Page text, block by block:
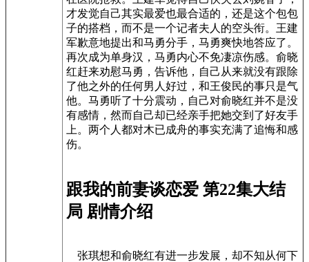
才发觉自己其实最爱也最合适的，还是这个包包
子的搭档，而不是一个记者夫人的空头衔。王建
军歉意地提出和马勇分手，马勇爽快地答应了。
再次成为单身汉，马勇内心不免凄凉伤感。俞晓
红赶来劝慰马勇，告诉他，自己从来就没有跟除
了他之外的任何男人好过，和王俊民的事只是气
他。马勇听了十分震动，自己对俞晓红并不是没
有感情，然而自己却已经亲手把她交到了好友手
上。两个人都对木已成舟的事实充满了追悔和感
伤。
跟我的前妻谈恋爱 第22集大结
局 剧情介绍
张琪想和俞晓红有进一步发展，却不知从何下